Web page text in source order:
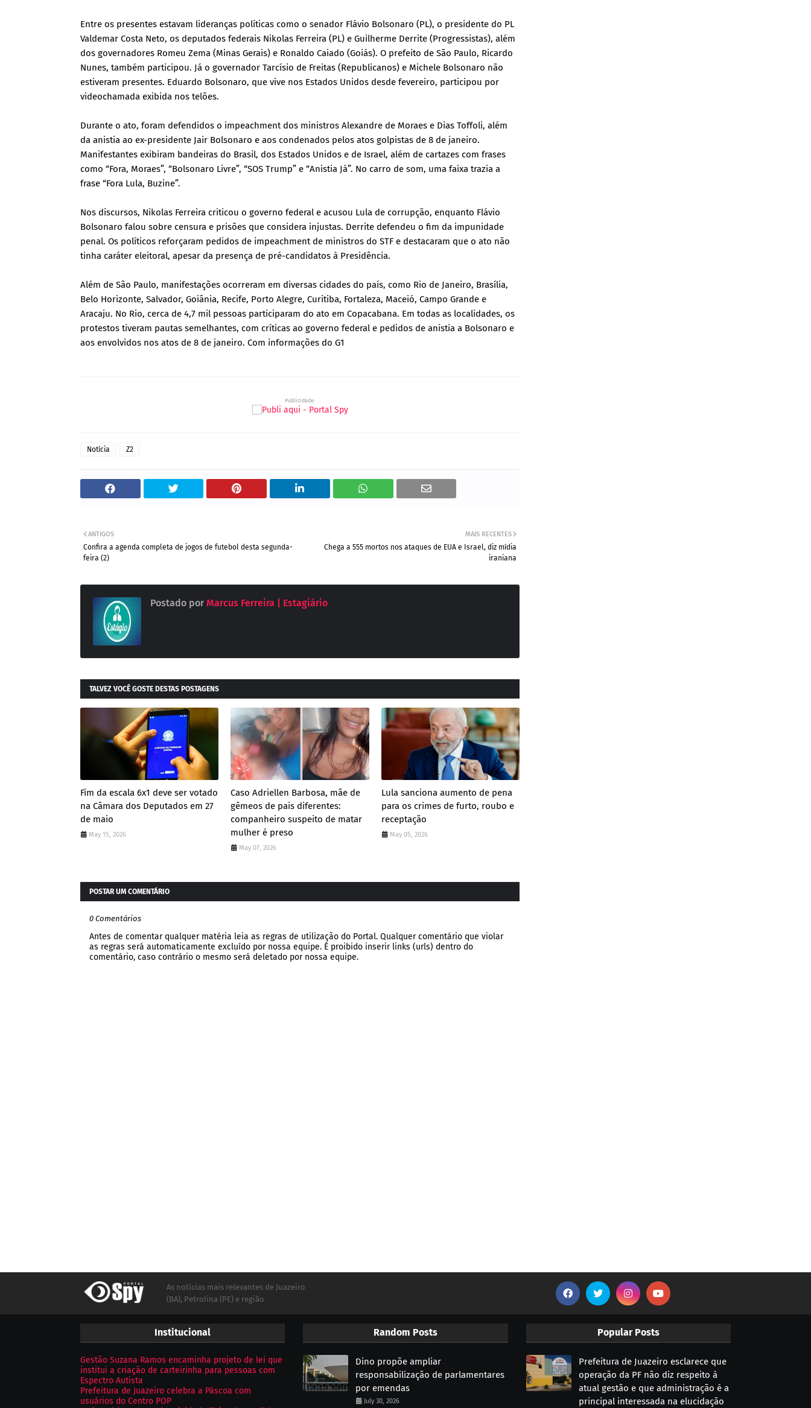
Entre os presentes estavam lideranças políticas como o senador Flávio Bolsonaro (PL), o presidente do PL
Valdemar Costa Neto, os deputados federais Nikolas Ferreira (PL) e Guilherme Derrite (Progressistas), além
dos governadores Romeu Zema (Minas Gerais) e Ronaldo Caiado (Goiás). O prefeito de São Paulo, Ricardo
Nunes, também participou. Já o governador Tarcísio de Freitas (Republicanos) e Michele Bolsonaro não
estiveram presentes. Eduardo Bolsonaro, que vive nos Estados Unidos desde fevereiro, participou por
videochamada exibida nos telões.
Durante o ato, foram defendidos o impeachment dos ministros Alexandre de Moraes e Dias Toffoli, além
da anistia ao ex-presidente Jair Bolsonaro e aos condenados pelos atos golpistas de 8 de janeiro.
Manifestantes exibiram bandeiras do Brasil, dos Estados Unidos e de Israel, além de cartazes com frases
como “Fora, Moraes”, “Bolsonaro Livre”, “SOS Trump” e “Anistia Já”. No carro de som, uma faixa trazia a
frase “Fora Lula, Buzine”.
Nos discursos, Nikolas Ferreira criticou o governo federal e acusou Lula de corrupção, enquanto Flávio
Bolsonaro falou sobre censura e prisões que considera injustas. Derrite defendeu o fim da impunidade
penal. Os políticos reforçaram pedidos de impeachment de ministros do STF e destacaram que o ato não
tinha caráter eleitoral, apesar da presença de pré-candidatos à Presidência.
Além de São Paulo, manifestações ocorreram em diversas cidades do país, como Rio de Janeiro, Brasília,
Belo Horizonte, Salvador, Goiânia, Recife, Porto Alegre, Curitiba, Fortaleza, Maceió, Campo Grande e
Aracaju. No Rio, cerca de 4,7 mil pessoas participaram do ato em Copacabana. Em todas as localidades, os
protestos tiveram pautas semelhantes, com críticas ao governo federal e pedidos de anistia a Bolsonaro e
aos envolvidos nos atos de 8 de janeiro. Com informações do G1
Publicidade:
Notícia Z2
MAIS RECENTES
Chega a 555 mortos nos ataques de EUA e Israel, diz mídia
iraniana
ANTIGOS
Confira a agenda completa de jogos de futebol desta segunda-
feira (2)
Postado por Marcus Ferreira | Estagiário
TALVEZ VOCÊ GOSTE DESTAS POSTAGENS
Fim da escala 6x1 deve ser votado
na Câmara dos Deputados em 27
de maio
May 15, 2026
Caso Adriellen Barbosa, mãe de
gêmeos de pais diferentes:
companheiro suspeito de matar
mulher é preso
May 07, 2026
Lula sanciona aumento de pena
para os crimes de furto, roubo e
receptação
May 05, 2026
POSTAR UM COMENTÁRIO
0 Comentários
Antes de comentar qualquer matéria leia as regras de utilização do Portal. Qualquer comentário que violar
as regras será automaticamente excluído por nossa equipe. É proibido inserir links (urls) dentro do
comentário, caso contrário o mesmo será deletado por nossa equipe.
As notícias mais relevantes de Juazeiro
(BA), Petrolina (PE) e região
Institucional
Gestão Suzana Ramos encaminha projeto de lei que
institui a criação de carteirinha para pessoas com
Espectro Autista
Prefeitura de Juazeiro celebra a Páscoa com
usuários do Centro POP
Random Posts
Dino propõe ampliar
responsabilização de parlamentares
por emendas
July 30, 2026
Popular Posts
Prefeitura de Juazeiro esclarece que
operação da PF não diz respeito à
atual gestão e que administração é a
principal interessada na elucidação